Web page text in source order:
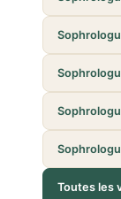
Toutes les